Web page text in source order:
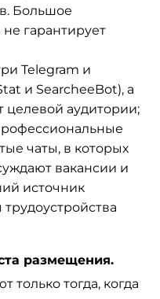
Большое
гарантирует
Telegram и
и SearcheeBot), а
целевой аудитории;
чаты, в которых
вакансии и
источник
размещения.
только тогда, когда